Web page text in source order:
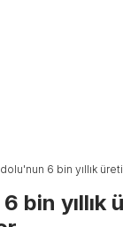
6 bin yıllık
bin yıllık